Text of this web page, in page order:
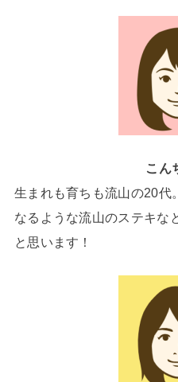
こん
生まれも育ちも流山の20代
なるような流山のステキな
と思います！